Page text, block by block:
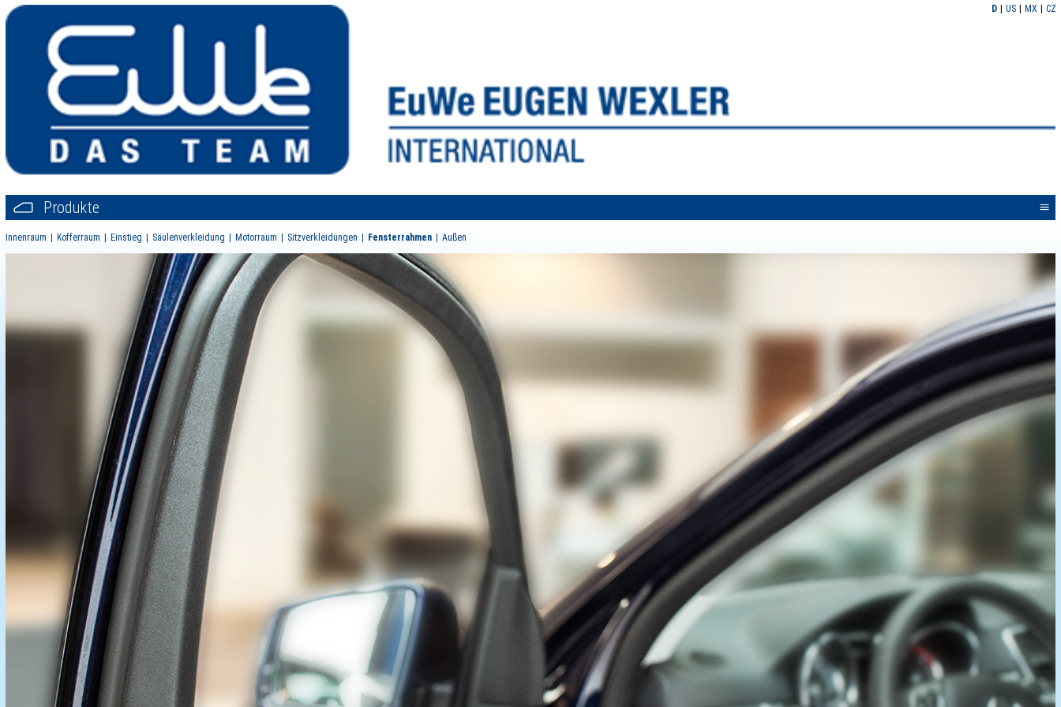
D US MX CZ
Produkte <<
Innenraum Kofferraum Einstieg Säulenverkleidung Motorraum Sitzverkleidungen Fensterrahmen Außen